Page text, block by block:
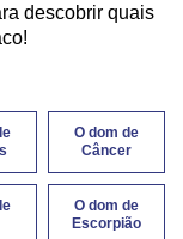
descobrir quais
O dom de
Câncer
O dom de
Escorpião